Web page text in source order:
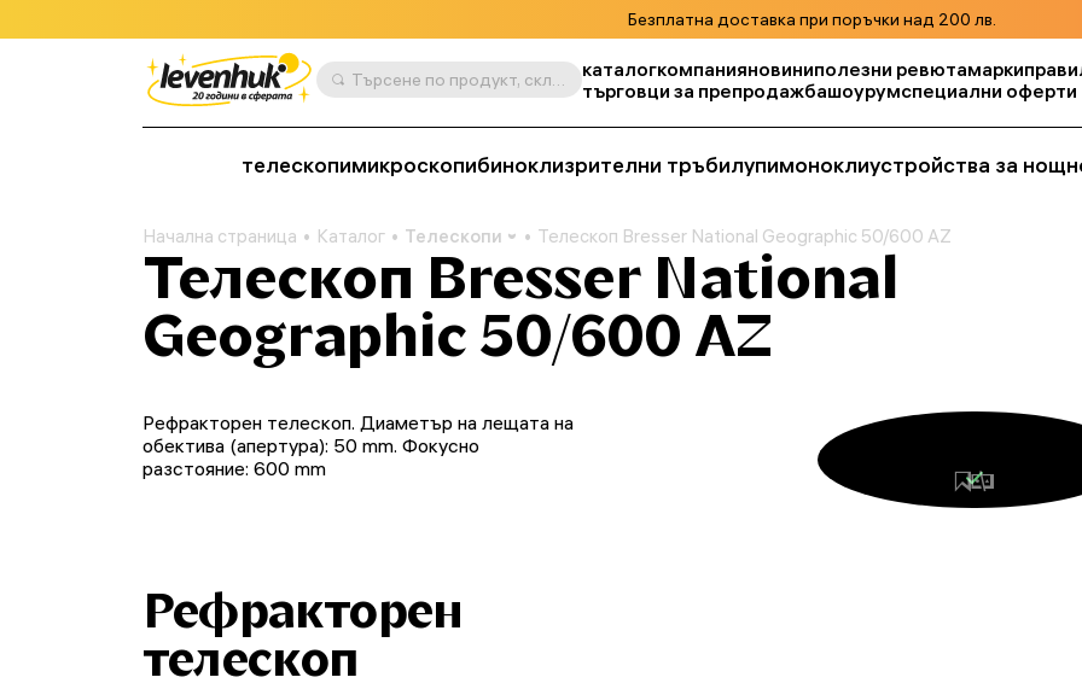
Безплатна доставка при поръчки над 200 лв.
Търсене по продукт, складова единица, категория и т.н. каталогкомпанияновиниполезни ревютамарки
търговци за препродажбашоурумспециални оферти
телескопимикроскопибиноклизрителни тръбилупимоноклиустройства за
Начална страница Каталог Телескопи Телескоп Bresser National Geographic 50/600 AZ
Телескоп Bresser National
Geographic 50/600 AZ
Рефракторен телескоп. Диаметър на лещата на
обектива (апертура): 50 mm. Фокусно
разстояние: 600 mm
Рефракторен
телескоп